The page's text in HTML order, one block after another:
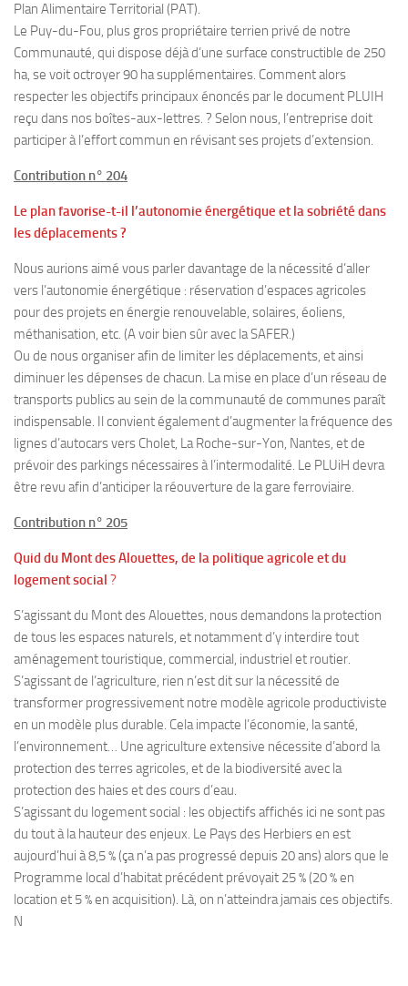
Plan Alimentaire Territorial (PAT).
Le Puy-du-Fou, plus gros propriétaire terrien privé de notre
Communauté, qui dispose déjà d’une surface constructible de 250
ha, se voit octroyer 90 ha supplémentaires. Comment alors
respecter les objectifs principaux énoncés par le document PLUIH
reçu dans nos boîtes-aux-lettres. ? Selon nous, l’entreprise doit
participer à l’effort commun en révisant ses projets d’extension.
Contribution n° 204
Le plan favorise-t-il l’autonomie énergétique et la sobriété dans
les déplacements ?
Nous aurions aimé vous parler davantage de la nécessité d’aller
vers l’autonomie énergétique : réservation d’espaces agricoles
pour des projets en énergie renouvelable, solaires, éoliens,
méthanisation, etc. (A voir bien sûr avec la SAFER.)
Ou de nous organiser afin de limiter les déplacements, et ainsi
diminuer les dépenses de chacun. La mise en place d’un réseau de
transports publics au sein de la communauté de communes paraît
indispensable. Il convient également d’augmenter la fréquence des
lignes d’autocars vers Cholet, La Roche-sur-Yon, Nantes, et de
prévoir des parkings nécessaires à l’intermodalité. Le PLUiH devra
être revu afin d’anticiper la réouverture de la gare ferroviaire.
Contribution n° 205
Quid du Mont des Alouettes, de la politique agricole et du
logement social ?
S’agissant du Mont des Alouettes, nous demandons la protection
de tous les espaces naturels, et notamment d’y interdire tout
aménagement touristique, commercial, industriel et routier.
S’agissant de l’agriculture, rien n’est dit sur la nécessité de
transformer progressivement notre modèle agricole productiviste
en un modèle plus durable. Cela impacte l’économie, la santé,
l’environnement… Une agriculture extensive nécessite d’abord la
protection des terres agricoles, et de la biodiversité avec la
protection des haies et des cours d’eau.
S’agissant du logement social : les objectifs affichés ici ne sont pas
du tout à la hauteur des enjeux. Le Pays des Herbiers en est
aujourd’hui à 8,5 % (ça n’a pas progressé depuis 20 ans) alors que le
Programme local d’habitat précédent prévoyait 25 % (20 % en
location et 5 % en acquisition). Là, on n’atteindra jamais ces objectifs.
N